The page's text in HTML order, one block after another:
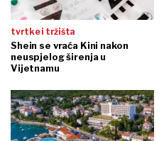
tvrtke i tržišta
Shein se vraća Kini nakon
neuspjelog širenja u
Vijetnamu